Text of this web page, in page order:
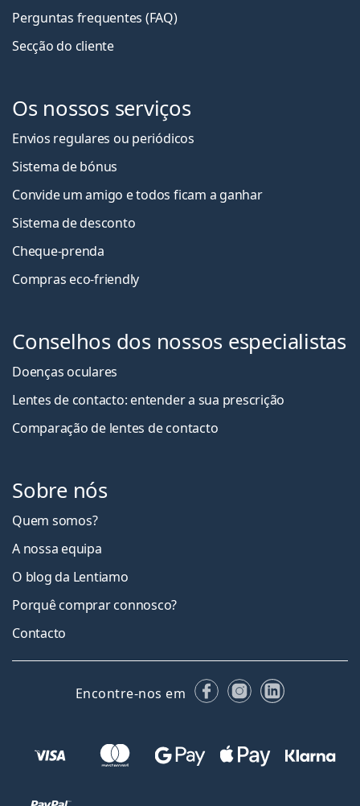
Perguntas frequentes (FAQ)
Secção do cliente
Os nossos serviços
Envios regulares ou periódicos
Sistema de bónus
Convide um amigo e todos ficam a ganhar
Sistema de desconto
Cheque-prenda
Compras eco-friendly
Conselhos dos nossos especialistas
Doenças oculares
Lentes de contacto: entender a sua prescrição
Comparação de lentes de contacto
Sobre nós
Quem somos?
A nossa equipa
O blog da Lentiamo
Porquê comprar connosco?
Contacto
Encontre-nos em FacebookInstagram
LinkedIn